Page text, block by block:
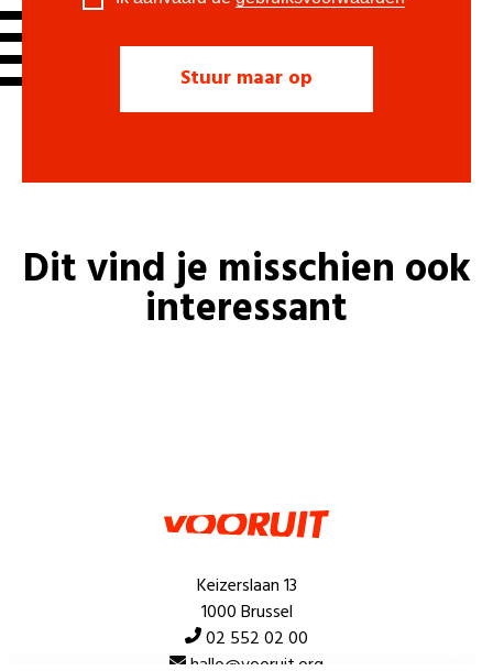
Dit vind je misschien ook
interessant
Keizerslaan 13
1000 Brussel
02 552 02 00
hallo@vooruit.org